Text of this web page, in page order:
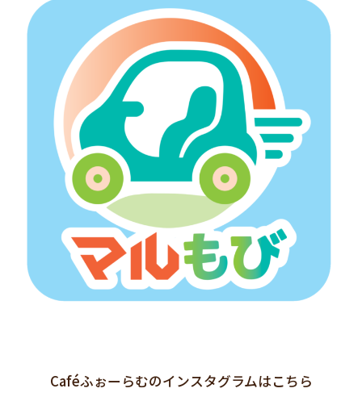
Caféふぉーらむのインスタグラムはこちら